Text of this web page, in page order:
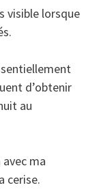
visible lorsque
d’obtenir
au
ma
cerise.